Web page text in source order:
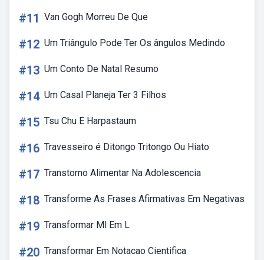
#11 Van Gogh Morreu De Que
#12 Um Triângulo Pode Ter Os ângulos Medindo
#13 Um Conto De Natal Resumo
#14 Um Casal Planeja Ter 3 Filhos
#15 Tsu Chu E Harpastaum
#16 Travesseiro é Ditongo Tritongo Ou Hiato
#17 Transtorno Alimentar Na Adolescencia
#18 Transforme As Frases Afirmativas Em Negativas
#19 Transformar Ml Em L
#20 Transformar Em Notacao Cientifica